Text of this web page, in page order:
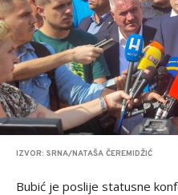
IZVOR: SRNA/NATAŠA ČEREMIDŽIĆ
Bubić je poslije statusne